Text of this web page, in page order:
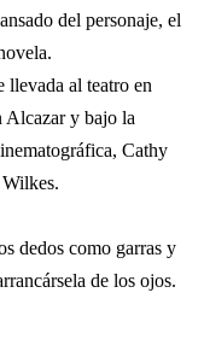
del personaje, el
al teatro en
Alcazar y bajo la
Cathy
dedos como garras y
de los ojos.